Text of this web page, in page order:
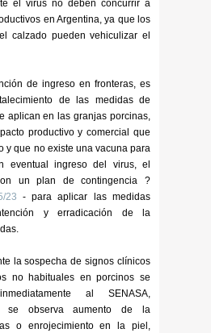
el virus no deben concurrir a
en Argentina, ya que los
calzado pueden vehiculizar el
de ingreso en fronteras, es
de las medidas de
aplican en las granjas porcinas,
productivo y comercial que
y que no existe una vacuna para
eventual ingreso del virus, el
un plan de contingencia ?
23 - para aplicar las medidas
y erradicación de la
la sospecha de signos clínicos
no habituales en porcinos se
al SENASA,
se observa aumento de la
o enrojecimiento en la piel,